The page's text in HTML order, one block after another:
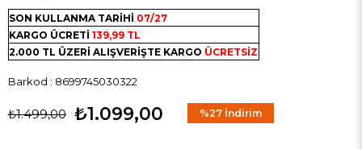
SON KULLANMA TARİHİ 07/27
KARGO ÜCRETİ139,99 TL
2.000 TL ÜZERİ ALIŞVERİŞTE KARGO ÜCRETSİZ
Barkod : 8699745030322
₺1.499,00 ₺1.099,00 %27 İndirim